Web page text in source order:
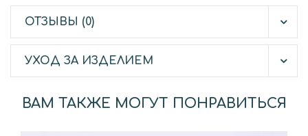
ОТЗЫВЫ (0)
УХОД ЗА ИЗДЕЛИЕМ
ВАМ ТАКЖЕ МОГУТ ПОНРАВИТЬСЯ